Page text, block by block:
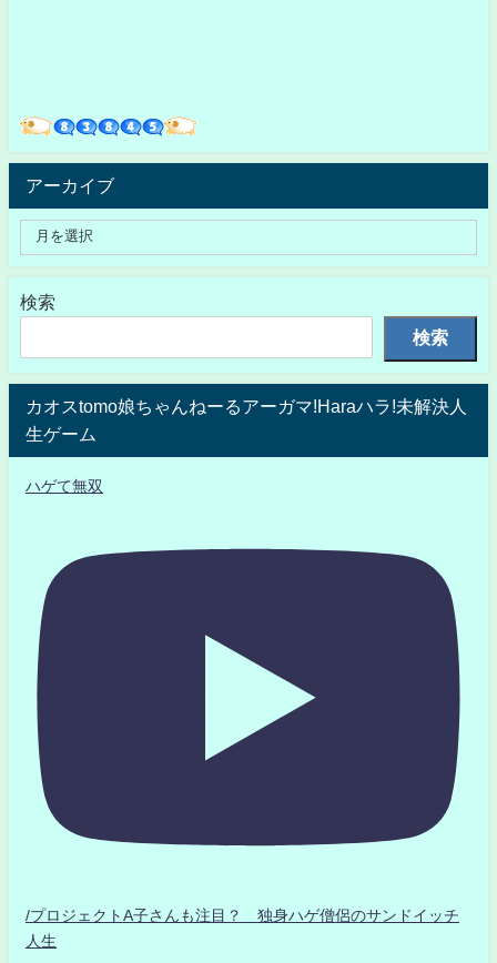
アーカイブ
検索
検索
カオスtomo娘ちゃんねーるアーガマ!Haraハラ!未解決人
生ゲーム
ハゲて無双
/プロジェクトA子さんも注目？ 独身ハゲ僧侶のサンドイッチ
人生